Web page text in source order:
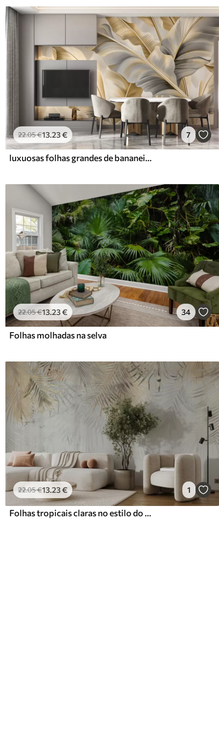
22.05€13.23€ 7
luxuosas folhas grandes de bananeira em tons de bege acinzentado
22.05€13.23€ 34
Folhas molhadas na selva
22.05€13.23€ 1
Folhas tropicais claras no estilo do grunge